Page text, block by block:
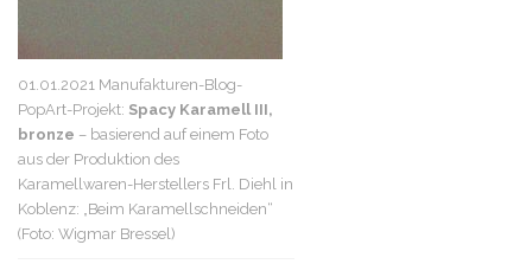
01.01.2021 Manufakturen-Blog-
PopArt-Projekt: Spacy Karamell III,
bronze – basierend auf einem Foto
aus der Produktion des
Karamellwaren-Herstellers Frl. Diehl in
Koblenz: „Beim Karamellschneiden“
(Foto: Wigmar Bressel)